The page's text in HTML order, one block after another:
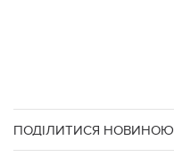
ПОДІЛИТИСЯ НОВИНОЮ